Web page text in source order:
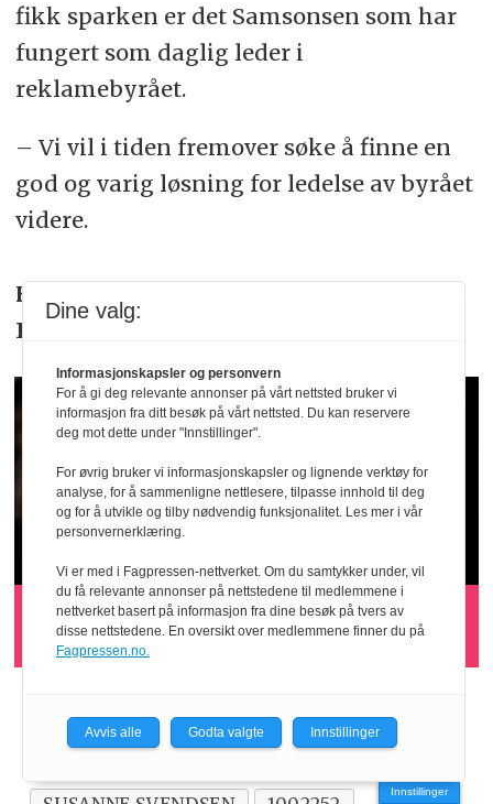
fikk sparken er det Samsonsen som har
fungert som daglig leder i
reklamebyrået.
– Vi vil i tiden fremover søke å finne en
god og varig løsning for ledelse av byrået
videre.
Har du tips til denne eller andre saker?
Kontakt oss på: tips@kom24.no
Masseflukt fra Släger
ERIK SAMSONSEN
BERGEN
Innstillinger
Dine valg:
Informasjonskapsler og personvern
For å gi deg relevante annonser på vårt nettsted bruker vi
informasjon fra ditt besøk på vårt nettsted. Du kan reservere
deg mot dette under "Innstillinger".
For øvrig bruker vi informasjonskapsler og lignende verktøy for
analyse, for å sammenligne nettlesere, tilpasse innhold til deg
og for å utvikle og tilby nødvendig funksjonalitet. Les mer i vår
personvernerklæring.
Vi er med i Fagpressen-nettverket. Om du samtykker under, vil
du få relevante annonser på nettstedene til medlemmene i
nettverket basert på informasjon fra dine besøk på tvers av
disse nettstedene. En oversikt over medlemmene finner du på
Fagpressen.no.
Avvis alle Godta valgte Innstillinger